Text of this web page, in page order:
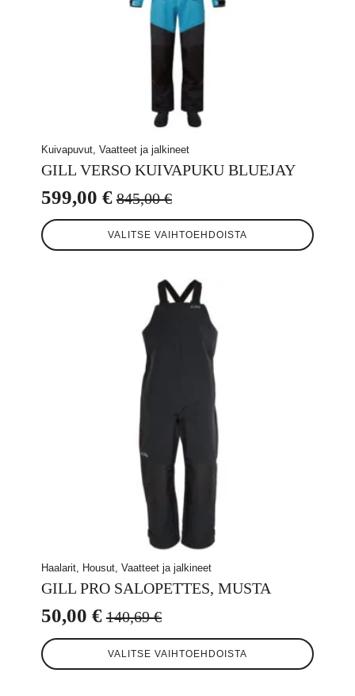
Kuivapuvut, Vaatteet ja jalkineet
GILL VERSO KUIVAPUKU BLUEJAY
845,00€
Alkuperäinen
hinta
oli:
599,00 €
Nykyinen
hinta
on:
VALITSE VAIHTOEHDOISTA
Tällä
tuotteella
Haalarit, Housut, Vaatteet ja jalkineet
GILL PRO SALOPETTES, MUSTA
140,69€
Alkuperäinen
hinta
oli:
50,00 €
Nykyinen
hinta
on:
VALITSE VAIHTOEHDOISTA
Tällä
tuotteella